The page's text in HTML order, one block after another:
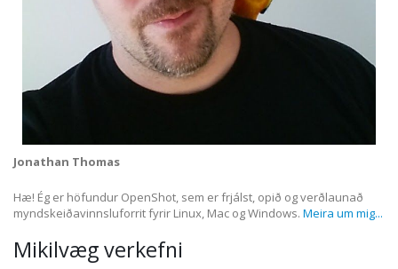
Jonathan Thomas
Hæ! Ég er höfundur OpenShot, sem er frjálst, opið og verðlaunað
myndskeiðavinnsluforrit fyrir Linux, Mac og Windows. Meira um mig...
Mikilvæg verkefni